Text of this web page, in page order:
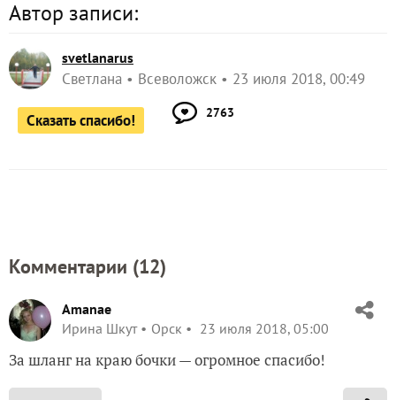
Автор записи:
svetlanarus
Светлана Всеволожск 23 июля 2018, 00:49
Сказать спасибо! 2763
Комментарии (12)
Amanae
Ирина Шкут
Орск 23 июля 2018, 05:00
За шланг на краю бочки — огромное спасибо!